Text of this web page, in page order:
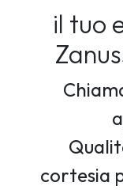
il tuo
cortesia